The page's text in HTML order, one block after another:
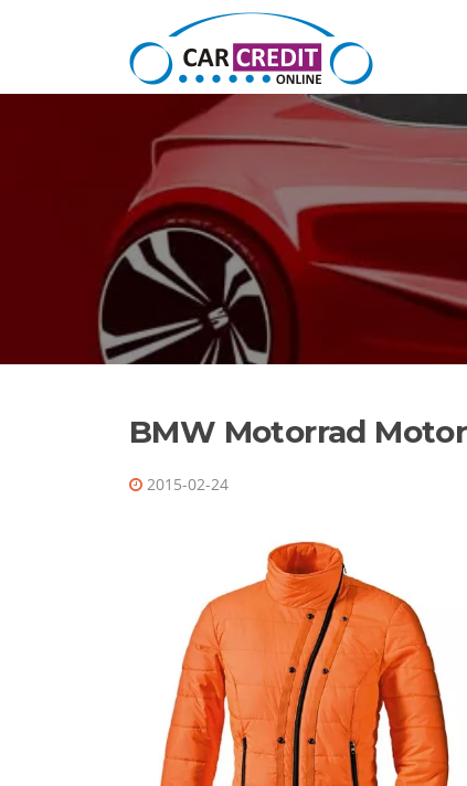
BMW Motorrad
2015-02-24